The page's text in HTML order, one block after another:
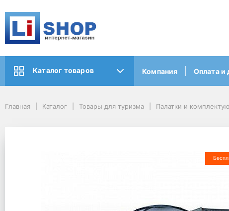
Каталог товаров Компания Оплата и
Главная Каталог Товары для туризма Палатки и